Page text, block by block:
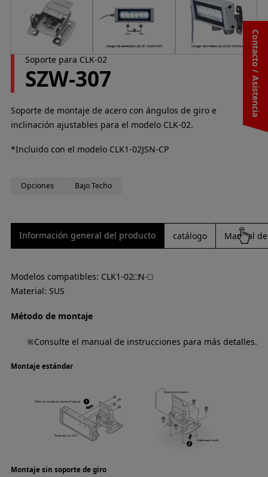
Contacto / Asistencia
Soporte para CLK-02
SZW-307
Soporte de montaje de acero con ángulos de giro e
inclinación ajustables para el modelo CLK-02.
*Incluido con el modelo CLK1-02JSN-CP
Opciones Bajo Techo
Información general del producto catálogo Manual
Modelos compatibles: CLK1-02⬜︎N-⬜︎
Material: SUS
Método de montaje
※Consulte el manual de instrucciones para más detalles.
Montaje estándar
Montaje sin soporte de giro